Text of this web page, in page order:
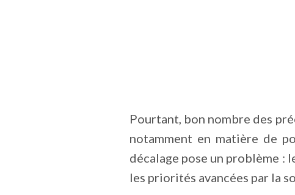
Pourtant, bon nombre des
notamment en matière de
décalage pose un problème :
les priorités avancées par la